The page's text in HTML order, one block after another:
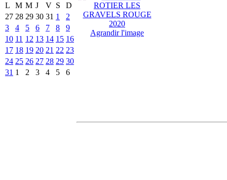
L
M M J V S
D
27 28 29 30 31 1
2
3
4 5 6 7 8
9
10 11 12 13 14 15 16
17 18 19 20 21 22 23
24 25 26 27 28 29 30
31 1 2 3 4 5 6
Agrandir l'image